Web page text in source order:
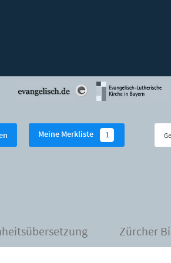
Meine Merkliste 1
Zürcher